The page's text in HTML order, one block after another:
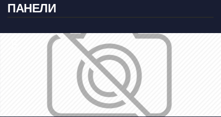
ПАНЕЛИ